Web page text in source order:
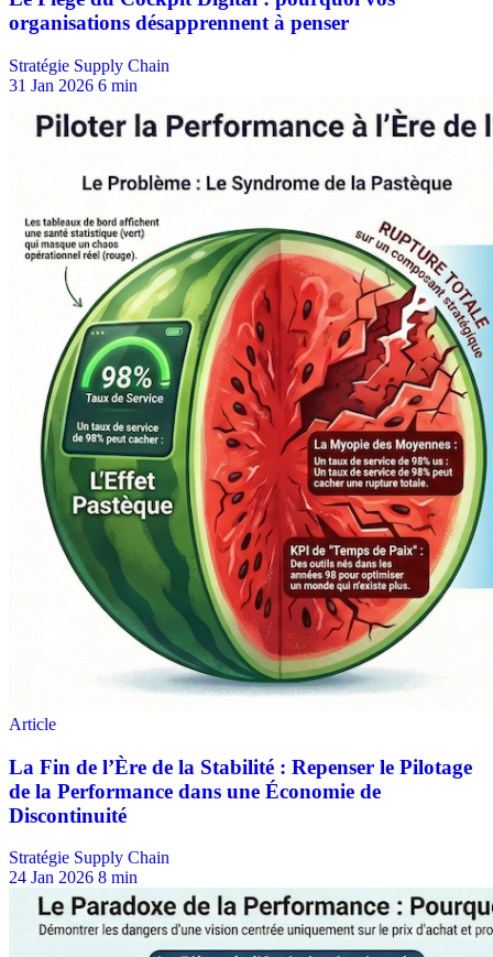
Stratégie Supply Chain
31 Jan 2026 6 min
Stratégie Supply Chain
24 Jan 2026 8 min